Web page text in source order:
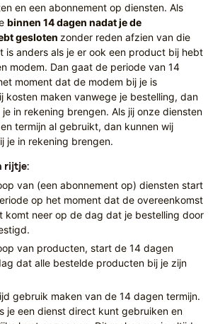
en een abonnement op diensten. Als
binnen 14 dagen nadat je de
gesloten zonder reden afzien van die
is anders als je er ook een product bij hebt
modem. Dan gaat de periode van 14
moment dat de modem bij je is
kosten maken vanwege je bestelling, dan
in rekening brengen. Als jij onze diensten
termijn al gebruikt, dan kunnen wij
je in rekening brengen.
rijtje:
van (een abonnement op) diensten start
op het moment dat de overeenkomst
komt neer op de dag dat je bestelling door
van producten, start de 14 dagen
dat alle bestelde producten bij je zijn
gebruik maken van de 14 dagen termijn.
je een dienst direct kunt gebruiken en